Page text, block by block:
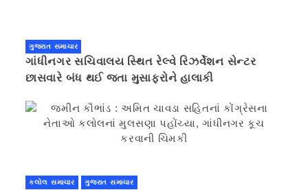
ગુજરાત સમાચાર
ગાંધીનગર સચિવાલય સ્થિત રેલ્વે રિઝર્વેશન સેન્ટર
છાસવારે બંધ થઈ જતા મુસાફરોને હાલાકી
કલોલ સમાચાર ગુજરાત સમાચાર